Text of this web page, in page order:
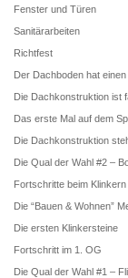
Fenster und Türen
Sanitärarbeiten
Richtfest
Der Dachboden hat
Die Dachkonstruktion ist
Das erste Mal auf dem
Die Dachkonstruktion
Die Qual der Wahl #2 –
Fortschritte beim Klinkern
Die “Bauen & Wohnen”
Die ersten Klinkersteine
Fortschritt im 1. OG
Die Qual der Wahl #1 –